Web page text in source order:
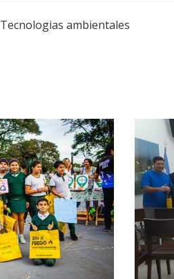
Tecnologias ambientales